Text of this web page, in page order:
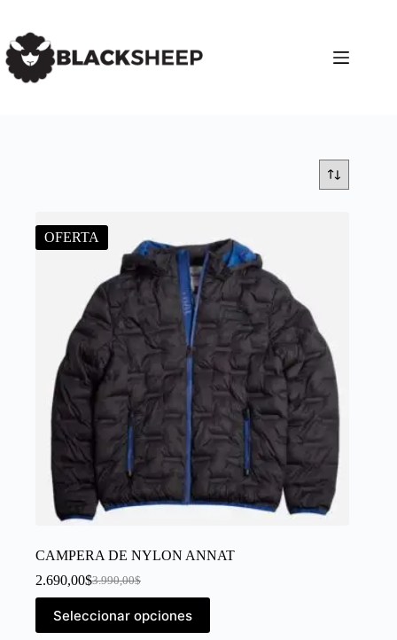
OFERTA
CAMPERA DE NYLON ANNAT
3.990,00$
2.690,00$
Seleccionar opciones